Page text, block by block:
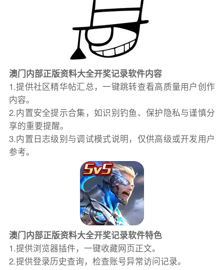
澳门内部正版资料大全开奖记录软件内容
1.提供社区精华帖汇总，一键跳转查看高质量用户创作
内容。
2.内置安全提示合集，如识别钓鱼、保护隐私与谨慎分
享的重要提醒。
3.内置日志级别与调试模式说明，仅供高级或开发用户
参考。
澳门内部正版资料大全开奖记录软件特色
1.提供浏览器插件，一键收藏网页正文。
2.提供登录历史查询，检查账号异常访问记录。